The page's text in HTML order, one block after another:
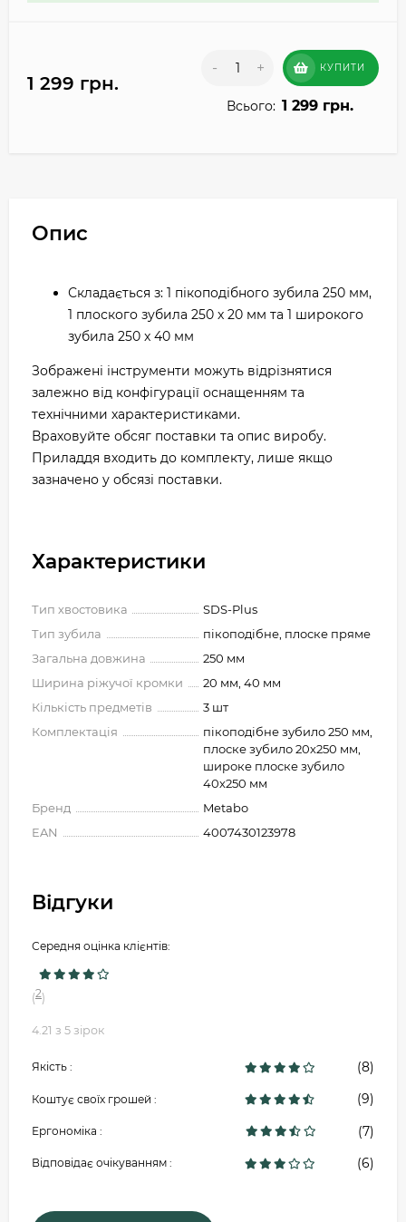
1 299 грн.
- + КУПИТИ
Всього: 1 299 грн.
Опис
Складається з: 1 пікоподібного зубила 250 мм,
1 плоского зубила 250 x 20 мм та 1 широкого
зубила 250 x 40 мм
Зображені інструменти можуть відрізнятися
залежно від конфігурації оснащенням та
технічними характеристиками.
Враховуйте обсяг поставки та опис виробу.
Приладдя входить до комплекту, лише якщо
зазначено у обсязі поставки.
Характеристики
Тип хвостовика
SDS-Plus
Тип зубила
пікоподібне, плоске пряме
Загальна довжина
250 мм
Ширина ріжучої кромки
20 мм, 40 мм
Кількість предметів
3 шт
Комплектація
пікоподібне зубило 250 мм,
плоске зубило 20х250 мм,
широке плоске зубило
40х250 мм
Бренд
Metabo
EAN
4007430123978
Відгуки
Середня оцінка клієнтів:
(2)
4.21 з 5 зірок
Якість : (8)
Коштує своїх грошей : (9)
Ергономіка : (7)
Відповідає очікуванням : (6)